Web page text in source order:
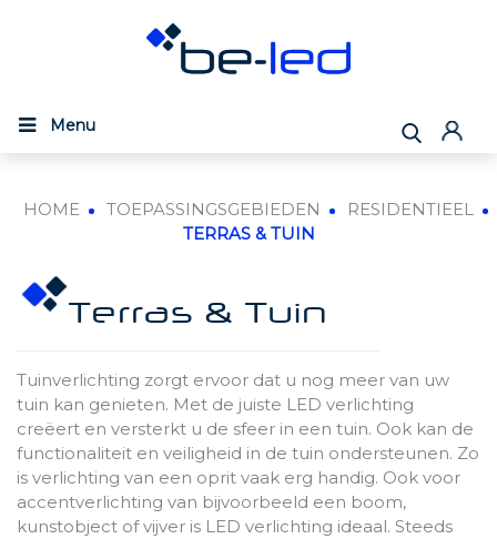
Menu
HOME TOEPASSINGSGEBIEDEN
RESIDENTIEEL
TERRAS & TUIN
Terras & Tuin
Tuinverlichting zorgt ervoor dat u nog meer van uw
tuin kan genieten. Met de juiste LED verlichting
creëert en versterkt u de sfeer in een tuin. Ook kan de
functionaliteit en veiligheid in de tuin ondersteunen. Zo
is verlichting van een oprit vaak erg handig. Ook voor
accentverlichting van bijvoorbeeld een boom,
kunstobject of vijver is LED verlichting ideaal. Steeds